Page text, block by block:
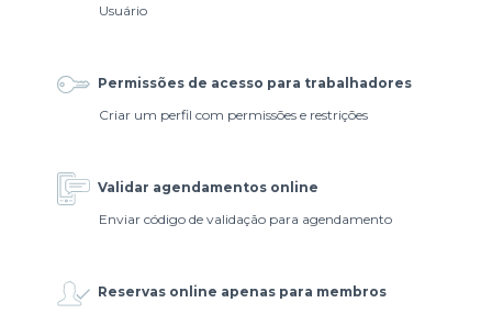
Usuário
Permissões de acesso para trabalhadores
Criar um perfil com permissões e restrições
Validar agendamentos online
Enviar código de validação para agendamento
Reservas online apenas para membros